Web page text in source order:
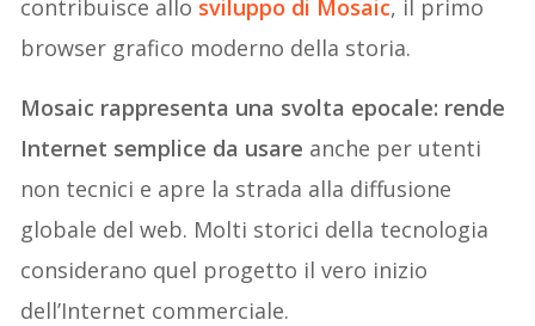
contribuisce allo sviluppo di Mosaic, il primo
browser grafico moderno della storia.
Mosaic rappresenta una svolta epocale: rende
Internet semplice da usare anche per utenti
non tecnici e apre la strada alla diffusione
globale del web. Molti storici della tecnologia
considerano quel progetto il vero inizio
dell’Internet commerciale.